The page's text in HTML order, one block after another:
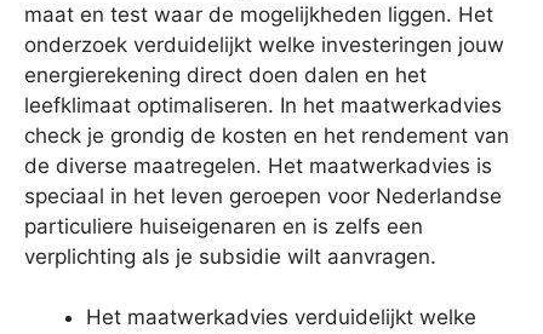
maat en test waar de mogelijkheden liggen. Het
onderzoek verduidelijkt welke investeringen jouw
energierekening direct doen dalen en het
leefklimaat optimaliseren. In het maatwerkadvies
check je grondig de kosten en het rendement van
de diverse maatregelen. Het maatwerkadvies is
speciaal in het leven geroepen voor Nederlandse
particuliere huiseigenaren en is zelfs een
verplichting als je subsidie wilt aanvragen.
Het maatwerkadvies verduidelijkt welke